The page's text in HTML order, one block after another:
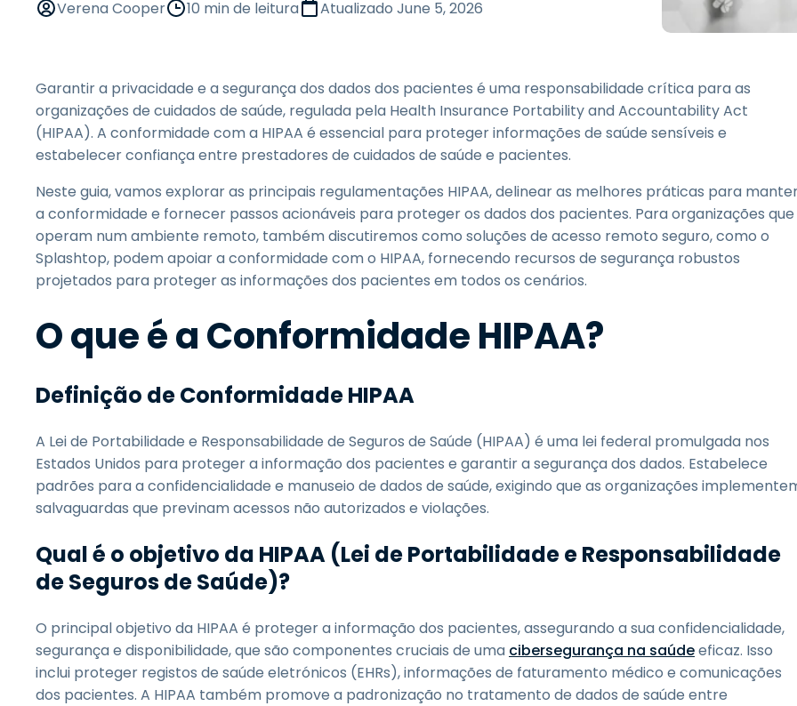
a Wacom
Laboratórios Remotos
Segurança de Endpoint
Explore Todas as
Necessidades
Explore
Verena Cooper 10 min de leitura Atualizado June 5, 2026
Garantir a privacidade e a segurança dos dados dos pacientes é uma responsabilidade crítica para as
organizações de cuidados de saúde, regulada pela Health Insurance Portability and Accountability Act
(HIPAA). A conformidade com a HIPAA é essencial para proteger informações de saúde sensíveis e
estabelecer confiança entre prestadores de cuidados de saúde e pacientes.
Neste guia, vamos explorar as principais regulamentações HIPAA, delinear as melhores práticas para
a conformidade e fornecer passos acionáveis para proteger os dados dos pacientes. Para organizações que
operam num ambiente remoto, também discutiremos como soluções de acesso remoto seguro, como o
Splashtop, podem apoiar a conformidade com o HIPAA, fornecendo recursos de segurança robustos
projetados para proteger as informações dos pacientes em todos os cenários.
O que é a Conformidade HIPAA?
Definição de Conformidade HIPAA
A Lei de Portabilidade e Responsabilidade de Seguros de Saúde (HIPAA) é uma lei federal promulgada nos
Estados Unidos para proteger a informação dos pacientes e garantir a segurança dos dados. Estabelece
padrões para a confidencialidade e manuseio de dados de saúde, exigindo que as organizações
salvaguardas que previnam acessos não autorizados e violações.
Qual é o objetivo da HIPAA (Lei de Portabilidade e Responsabilidade
de Seguros de Saúde)?
O principal objetivo da HIPAA é proteger a informação dos pacientes, assegurando a sua confidencialidade,
segurança e disponibilidade, que são componentes cruciais de uma cibersegurança na saúdeeficaz. Isso
inclui proteger registos de saúde eletrónicos (EHRs), informações de faturamento médico e comunicações
dos pacientes. A HIPAA também promove a padronização no tratamento de dados de saúde entre